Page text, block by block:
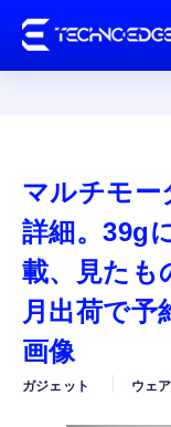
マルチモー
詳細。39g
載、見たも
月出荷で予
画像
ガジェット ウェ